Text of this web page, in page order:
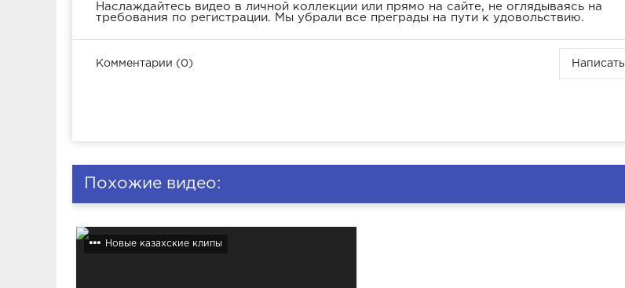
Наслаждайтесь видео в личной коллекции или прямо на сайте, не оглядываясь на
требования по регистрации. Мы убрали все преграды на пути к удовольствию.
Комментарии (0) Написать
Похожие видео:
Новые казахские клипы